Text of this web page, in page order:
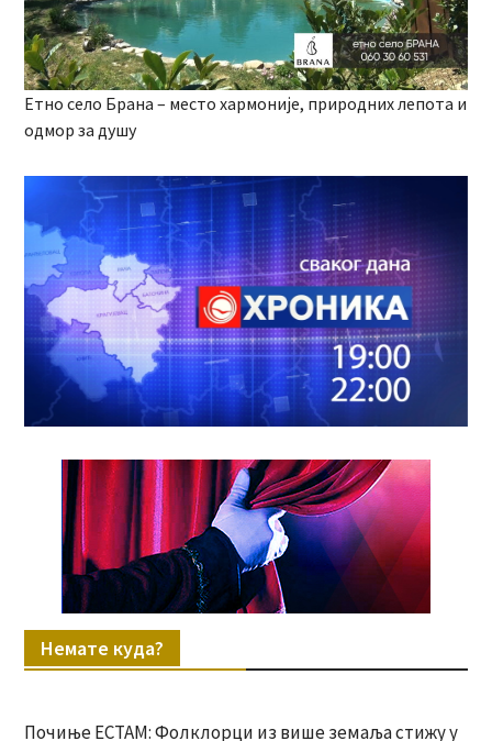
Етно село Брана – место хармоније, природних лепота и
одмор за душу
Немате куда?
Почиње ЕСТАМ: Фолклорци из више земаља стижу у